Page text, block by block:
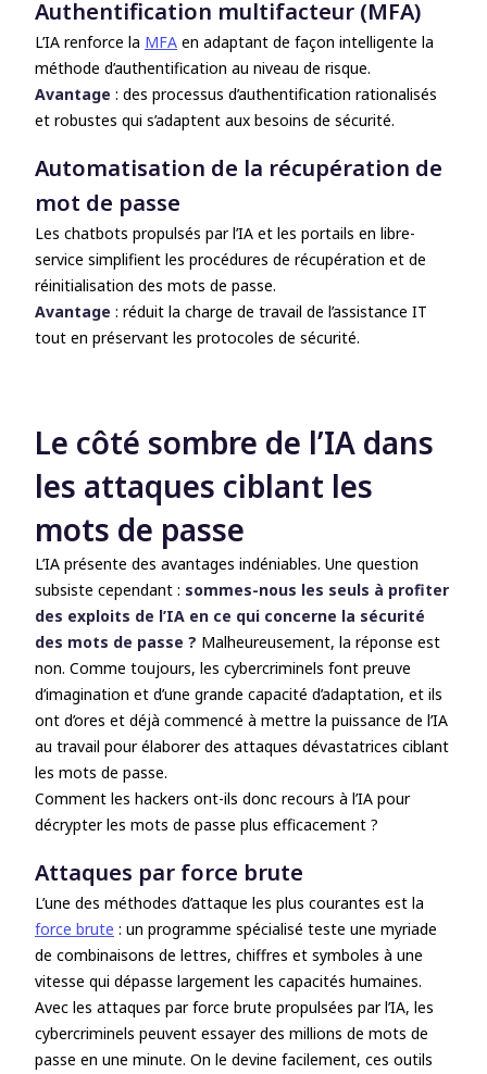
Authentification multifacteur (MFA)
L’IA renforce la MFA en adaptant de façon intelligente la
méthode d’authentification au niveau de risque.
Avantage : des processus d’authentification rationalisés
et robustes qui s’adaptent aux besoins de sécurité.
Automatisation de la récupération de
mot de passe
Les chatbots propulsés par l’IA et les portails en libre-
service simplifient les procédures de récupération et de
réinitialisation des mots de passe.
Avantage : réduit la charge de travail de l’assistance IT
tout en préservant les protocoles de sécurité.
Le côté sombre de l’IA dans
les attaques ciblant les
mots de passe
L’IA présente des avantages indéniables. Une question
subsiste cependant : sommes-nous les seuls à profiter
des exploits de l’IA en ce qui concerne la sécurité
des mots de passe ? Malheureusement, la réponse est
non. Comme toujours, les cybercriminels font preuve
d’imagination et d’une grande capacité d’adaptation, et ils
ont d’ores et déjà commencé à mettre la puissance de l’IA
au travail pour élaborer des attaques dévastatrices ciblant
les mots de passe.
Comment les hackers ont-ils donc recours à l’IA pour
décrypter les mots de passe plus efficacement ?
Attaques par force brute
L’une des méthodes d’attaque les plus courantes est la
force brute : un programme spécialisé teste une myriade
de combinaisons de lettres, chiffres et symboles à une
vitesse qui dépasse largement les capacités humaines.
Avec les attaques par force brute propulsées par l’IA, les
cybercriminels peuvent essayer des millions de mots de
passe en une minute. On le devine facilement, ces outils